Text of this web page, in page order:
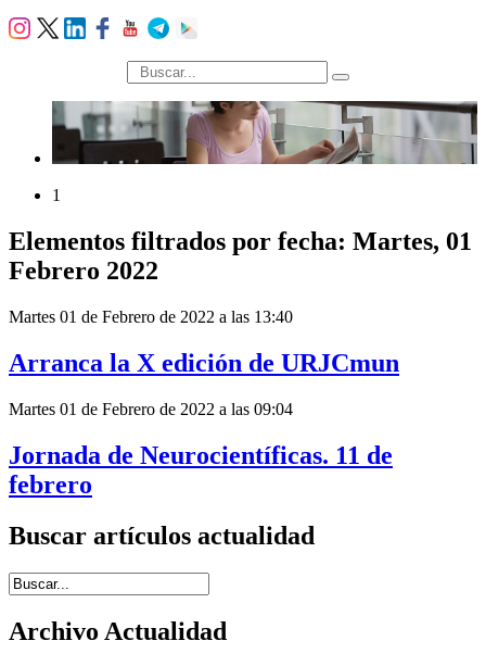
búsqueda
1
Elementos filtrados por fecha: Martes, 01
Febrero 2022
Martes 01 de Febrero de 2022 a las 13:40
Arranca la X edición de URJCmun
Martes 01 de Febrero de 2022 a las 09:04
Jornada de Neurocientíficas. 11 de
febrero
Buscar artículos actualidad
Introduce términos de búsqueda
Archivo Actualidad